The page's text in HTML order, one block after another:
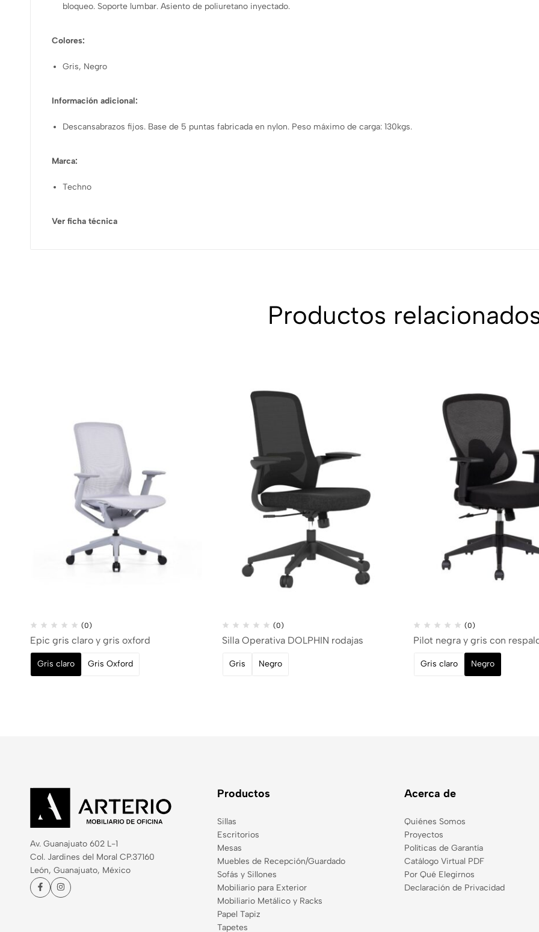
bloqueo. Soporte lumbar. Asiento de poliuretano inyectado.
Colores:
Gris, Negro
Información adicional:
Descansabrazos fijos. Base de 5 puntas fabricada en nylon. Peso máximo de carga: 130kgs.
Marca:
Techno
Ver ficha técnica
Productos
(0)
Epic gris claro y gris oxford
Gris claro Gris Oxford
(0)
Silla Operativa DOLPHIN rodajas
Gris Negro
(0)
Pilot negra y gris con
Gris claro Negro
Av. Guanajuato 602 L-1
Col. Jardines del Moral CP.37160
León, Guanajuato, México
Productos
Sillas
Escritorios
Mesas
Muebles de Recepción/Guardado
Sofás y Sillones
Mobiliario para Exterior
Mobiliario Metálico y Racks
Papel Tapiz
Tapetes
Acerca de
Quiénes Somos
Proyectos
Políticas de Garantía
Catálogo Virtual PDF
Por Qué Elegirnos
Declaración de Privacidad